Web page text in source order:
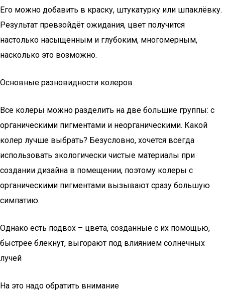
Его можно добавить в краску, штукатурку или шпаклёвку.
Результат превзойдёт ожидания, цвет получится
настолько насыщенным и глубоким, многомерным,
насколько это возможно.
Основные разновидности колеров
Все колеры можно разделить на две большие группы: с
органическими пигментами и неорганическими. Какой
колер лучше выбрать? Безусловно, хочется всегда
использовать экологически чистые материалы при
создании дизайна в помещении, поэтому колеры с
органическими пигментами вызывают сразу большую
симпатию.
Однако есть подвох – цвета, созданные с их помощью,
быстрее блекнут, выгорают под влиянием солнечных
лучей
На это надо обратить внимание